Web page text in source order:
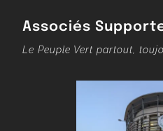
Associés
Le Peuple Vert partout,